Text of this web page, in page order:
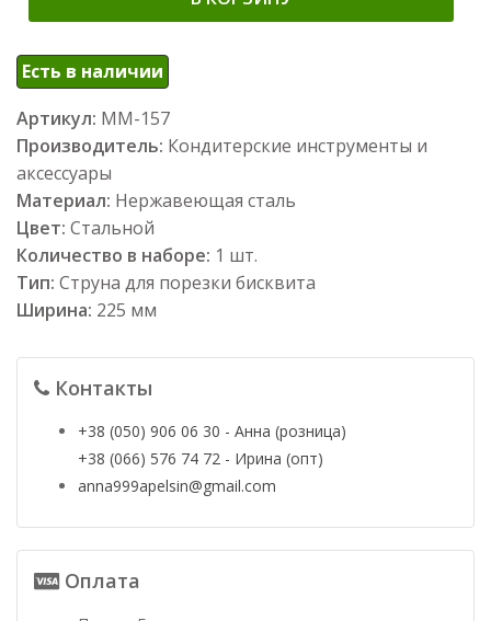
Есть в наличии
Артикул: ММ-157
Производитель: Кондитерские инструменты и
аксессуары
Материал: Нержавеющая сталь
Цвет: Стальной
Количество в наборе: 1 шт.
Тип: Струна для порезки бисквита
Ширина: 225 мм
Контакты
+38 (050) 906 06 30 - Анна (розница)
+38 (066) 576 74 72 - Ирина (опт)
anna999apelsin@gmail.com
Оплата